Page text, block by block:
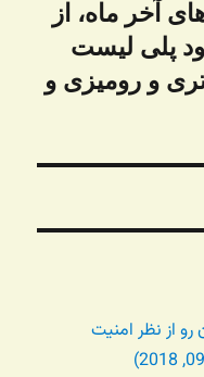
آخر ماه، از
پلی لیست
و رومیزی و
رو از نظر امنیت